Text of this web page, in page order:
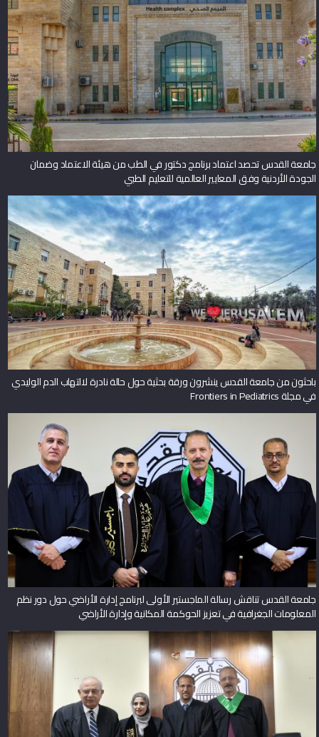
جامعة القدس تحصد اعتماد برنامج دكتور في الطب من هيئة الاعتماد وضمان
الجودة الأردنية وفق المعايير العالمية للتعليم الطبي
باحثون من جامعة القدس ينشرون ورقة بحثية حول حالة نادرة لالتهاب الدم الوليدي
في مجلة Frontiers in Pediatrics
جامعة القدس تناقش رسالة الماجستير الأولى لبرنامج إدارة الأراضي حول دور نظم
المعلومات الجغرافية في تعزيز الحوكمة المكانية وإدارة الأراضي